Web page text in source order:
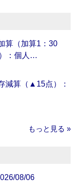
算（加算1：30
：個人…
減算（▲15点）：
もっと見る »
08/06